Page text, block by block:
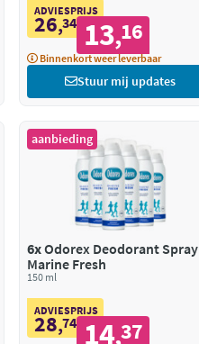
ADVIESPRIJS
26,34 13,16
Binnenkort weer leverbaar
Stuur mij updates
aanbieding
6xOdorex Deodorant Spray
Marine Fresh
150 ml
ADVIESPRIJS
28,74 14,37